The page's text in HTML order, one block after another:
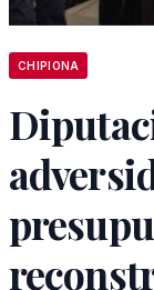
CHIPIONA